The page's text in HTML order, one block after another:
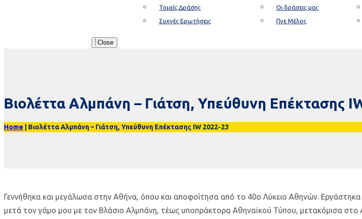
Τομείς Δράσης
Συχνές Ερωτήσεις
Οι δράσεις μας
Γίνε Μέλος
Close
Βιολέττα Αλμπάνη – Γιάτση, Υπεύθυνη Επέκτασης
Home Βιολέττα Αλμπάνη – Γιάτση, Υπεύθυνη Επέκτασης IW 2022-23
Γεννήθηκα και μεγάλωσα στην Αθήνα, όπου και αποφοίτησα από το 40ο Λύκειο Αθηνών.
μετά τον γάμο μου με τον Βλάσιο Αλμπάνη, τέως υποπράκτορα Αθηναϊκού Τύπου, μετακόμισα στο